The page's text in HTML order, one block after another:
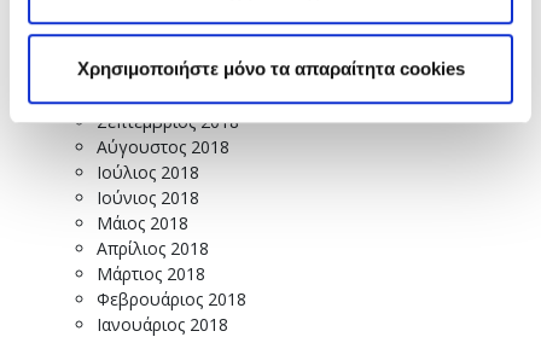
Χρησιμοποιήστε μόνο τα απαραίτητα cookies
Ιανουάριος 2019
Δεκέμβριος 2018
Νοέμβριος 2018
Οκτώβριος 2018
Σεπτέμβριος 2018
Αύγουστος 2018
Ιούλιος 2018
Ιούνιος 2018
Μάιος 2018
Απρίλιος 2018
Μάρτιος 2018
Φεβρουάριος 2018
Ιανουάριος 2018